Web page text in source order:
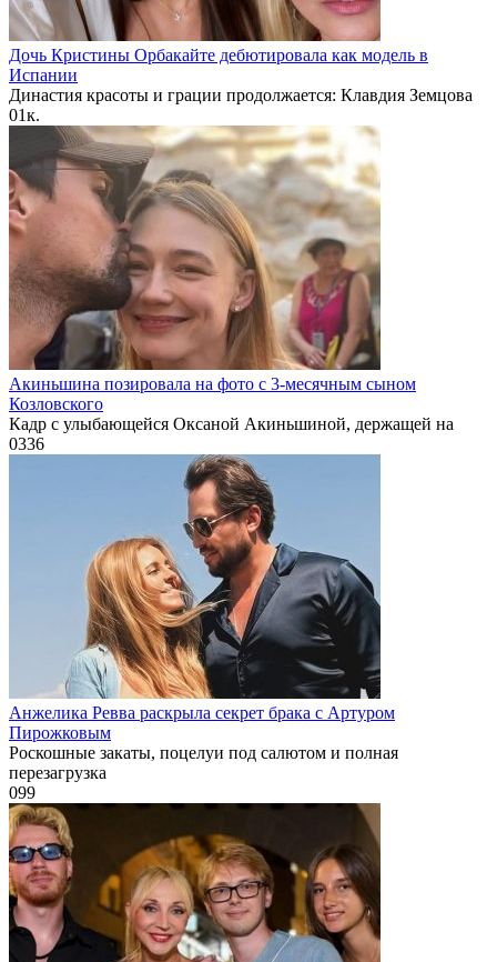
Дочь Кристины Орбакайте дебютировала как модель в
Испании
Династия красоты и грации продолжается: Клавдия Земцова
01к.
Акиньшина позировала на фото с 3-месячным сыном
Козловского
Кадр с улыбающейся Оксаной Акиньшиной, держащей на
0336
Анжелика Ревва раскрыла секрет брака с Артуром
Пирожковым
Роскошные закаты, поцелуи под салютом и полная
перезагрузка
099